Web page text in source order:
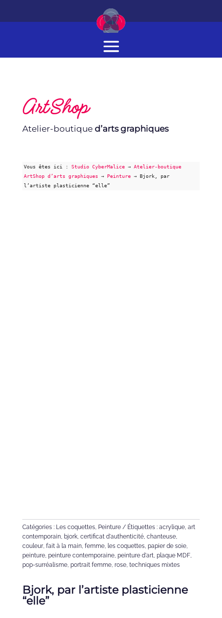
ArtShop
Atelier-boutiqued’arts graphiques
Vous êtes ici :Studio CyberMalice →Atelier-boutique
ArtShop d’arts graphiques
→ Peinture →Bjork, par
l’artiste plasticienne “elle”
Catégories : Les coquettes, Peinture Étiquettes : acrylique, art
contemporain, bjork, certificat d'authenticité, chanteuse,
couleur, fait à la main, femme, les coquettes, papier de soie,
peinture, peinture contemporaine, peinture d'art, plaque MDF,
pop-surréalisme, portrait femme, rose, techniques mixtes
Bjork, par l’artiste plasticienne
“elle”